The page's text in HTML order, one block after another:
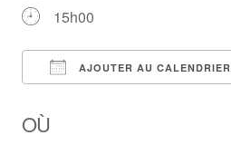
15h00
AJOUTER AU CALENDRIER
OÙ